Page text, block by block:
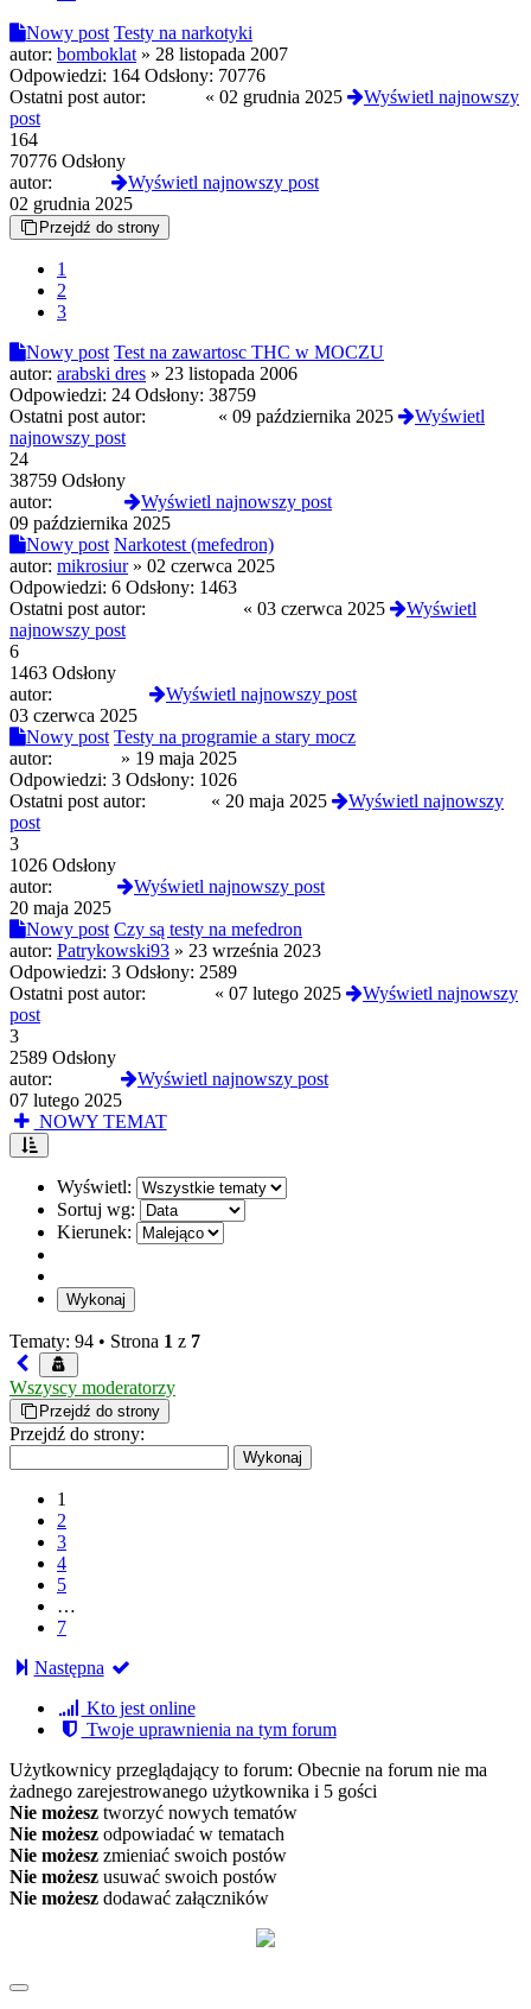
Nowy post Testy na narkotyki
autor: bomboklat » 28 listopada 2007
Odpowiedzi: 164 Odsłony: 70776
Ostatni post autor:
« 02 grudnia 2025
Wyświetl najnowszy
post
164
70776 Odsłony
autor:
Wyświetl najnowszy post
02 grudnia 2025
Przejdź do strony
1
2
3
Nowy post Test na zawartosc THC w MOCZU
autor: arabski dres » 23 listopada 2006
Odpowiedzi: 24 Odsłony: 38759
Ostatni post autor:
« 09 października 2025
Wyświetl
najnowszy post
24
38759 Odsłony
autor:
Wyświetl najnowszy post
09 października 2025
Nowy post Narkotest (mefedron)
autor: mikrosiur» 02 czerwca 2025
Odpowiedzi: 6 Odsłony: 1463
Ostatni post autor:
« 03 czerwca 2025
Wyświetl
najnowszy post
6
1463 Odsłony
autor:
Wyświetl najnowszy post
03 czerwca 2025
Nowy post Testy na programie a stary mocz
autor:
» 19 maja 2025
Odpowiedzi: 3 Odsłony: 1026
Ostatni post autor:
« 20 maja 2025
Wyświetl najnowszy
post
3
1026 Odsłony
autor:
Wyświetl najnowszy post
20 maja 2025
Nowy post Czy są testy na mefedron
autor: Patrykowski93 » 23 września 2023
Odpowiedzi: 3 Odsłony: 2589
Ostatni post autor:
« 07 lutego 2025
Wyświetl najnowszy
post
3
2589 Odsłony
autor:
Wyświetl najnowszy post
07 lutego 2025
NOWY TEMAT
Wyświetl:
Sortuj wg:
Kierunek:
Tematy: 94 • Strona 1 z 7
Wszyscy moderatorzy
Przejdź do strony
Przejdź do strony:
1
2
3
4
5
…
7
Następna
Kto jest online
Twoje uprawnienia na tym forum
Użytkownicy przeglądający to forum: Obecnie na forum nie ma
żadnego zarejestrowanego użytkownika i 5 gości
Nie możesz tworzyć nowych tematów
Nie możesz odpowiadać w tematach
Nie możesz zmieniać swoich postów
Nie możesz usuwać swoich postów
Nie możesz dodawać załączników